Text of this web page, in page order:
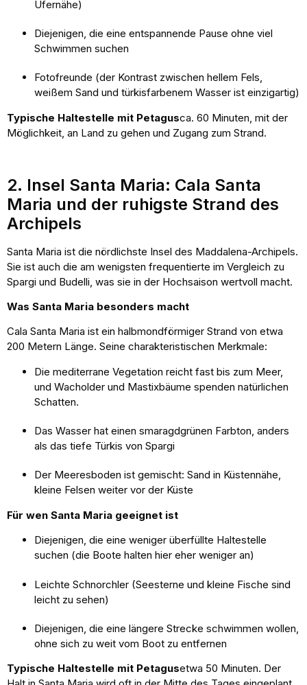
Ufernähe)
Diejenigen, die eine entspannende Pause ohne viel
Schwimmen suchen
Fotofreunde (der Kontrast zwischen hellem Fels,
weißem Sand und türkisfarbenem Wasser ist einzigartig)
Typische Haltestelle mit Petagusca. 60 Minuten, mit der
Möglichkeit, an Land zu gehen und Zugang zum Strand.
2. Insel Santa Maria: Cala Santa
Maria und der ruhigste Strand des
Archipels
Santa Maria ist die nördlichste Insel des Maddalena-Archipels.
Sie ist auch die am wenigsten frequentierte im Vergleich zu
Spargi und Budelli, was sie in der Hochsaison wertvoll macht.
Was Santa Maria besonders macht
Cala Santa Maria ist ein halbmondförmiger Strand von etwa
200 Metern Länge. Seine charakteristischen Merkmale:
Die mediterrane Vegetation reicht fast bis zum Meer,
und Wacholder und Mastixbäume spenden natürlichen
Schatten.
Das Wasser hat einen smaragdgrünen Farbton, anders
als das tiefe Türkis von Spargi
Der Meeresboden ist gemischt: Sand in Küstennähe,
kleine Felsen weiter vor der Küste
Für wen Santa Maria geeignet ist
Diejenigen, die eine weniger überfüllte Haltestelle
suchen (die Boote halten hier eher weniger an)
Leichte Schnorchler (Seesterne und kleine Fische sind
leicht zu sehen)
Diejenigen, die eine längere Strecke schwimmen wollen,
ohne sich zu weit vom Boot zu entfernen
Typische Haltestelle mit Petagusetwa 50 Minuten. Der